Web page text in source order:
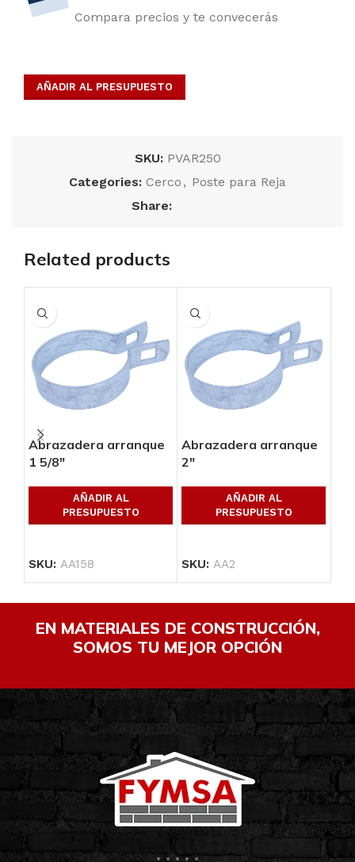
Compara precios y te convecerás
AÑADIR AL PRESUPUESTO
SKU: PVAR250
Categories: Cerco , Poste para Reja
Share:
Related products
Abrazadera arranque
1 5/8″
AÑADIR AL
PRESUPUESTO
SKU: AA158
Abrazadera arranque
2″
AÑADIR AL
PRESUPUESTO
SKU: AA2
EN MATERIALES DE CONSTRUCCIÓN,
SOMOS TU MEJOR OPCIÓN